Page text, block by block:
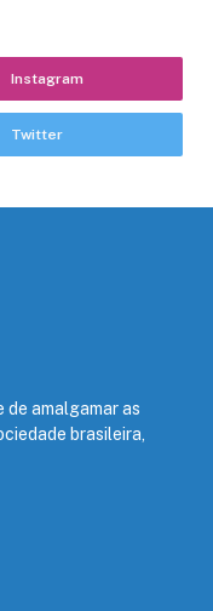
Instagram
Twitter
de amalgamar as
brasileira,